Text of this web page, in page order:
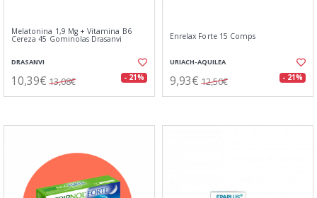
Melatonina 1,9 Mg + Vitamina B6
Cereza 45 Gominolas Drasanvi
DRASANVI
10,39€ 13,08€ - 21%
Enrelax Forte 15 Comps
URIACH-AQUILEA
9,93€ 12,50€ - 21%